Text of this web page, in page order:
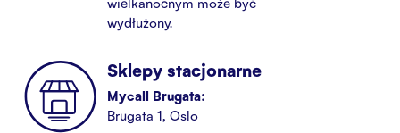
wydłużony.
Sklepy stacjonarne
Mycall Brugata:
Brugata 1, Oslo